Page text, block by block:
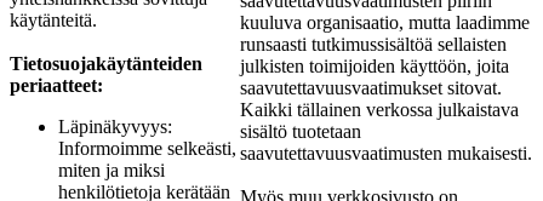
käytänteitä.
Tietosuojakäytänteiden
periaatteet:
Läpinäkyvyys:
Informoimme selkeästi,
miten ja miksi
henkilötietoja kerätään
kuuluva organisaatio, mutta laadimme
runsaasti tutkimussisältöä sellaisten
julkisten toimijoiden käyttöön, joita
saavutettavuusvaatimukset sitovat.
Kaikki tällainen verkossa julkaistava
sisältö tuotetaan
saavutettavuusvaatimusten mukaisesti.